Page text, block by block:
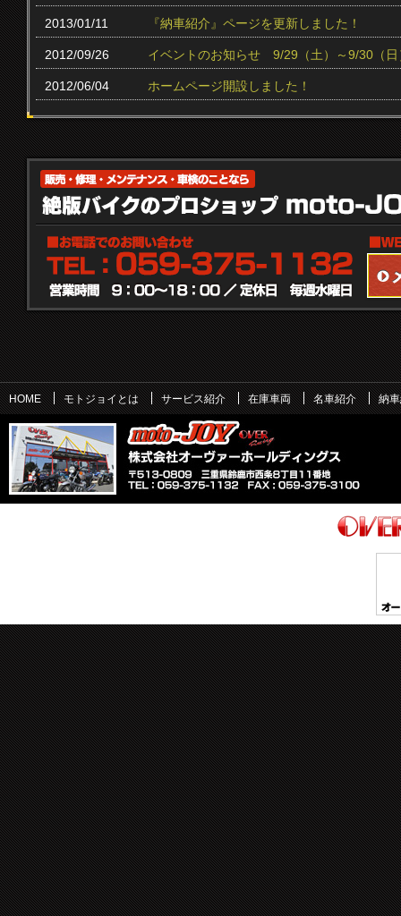
2013/01/11 『納車紹介』ページを更新しました！
2012/09/26 イベントのお知らせ 9/29（土）～9/30（日
2012/06/04 ホームページ開設しました！
HOME モトジョイとは サービス紹介 在庫車両 名車紹介 納